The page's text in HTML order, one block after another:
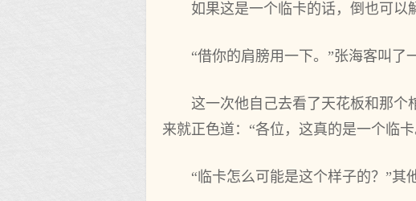
如果这是一个临卡的话，倒也可以
“借你的肩膀用一下。”张海客叫了
这一次他自己去看了天花板和那个
来就正色道：“各位，这真的是一个临卡
“临卡怎么可能是这个样子的？”其